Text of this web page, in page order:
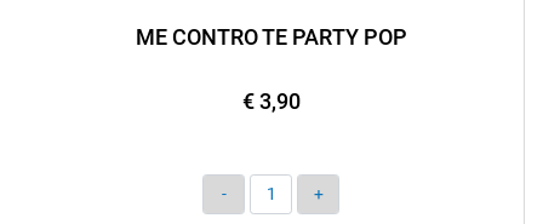
ME CONTRO TE PARTY POP
€ 3,90
Quantità